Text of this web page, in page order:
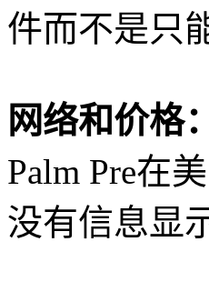
件而不是只
网络和价格：
Palm Pre在
没有信息显